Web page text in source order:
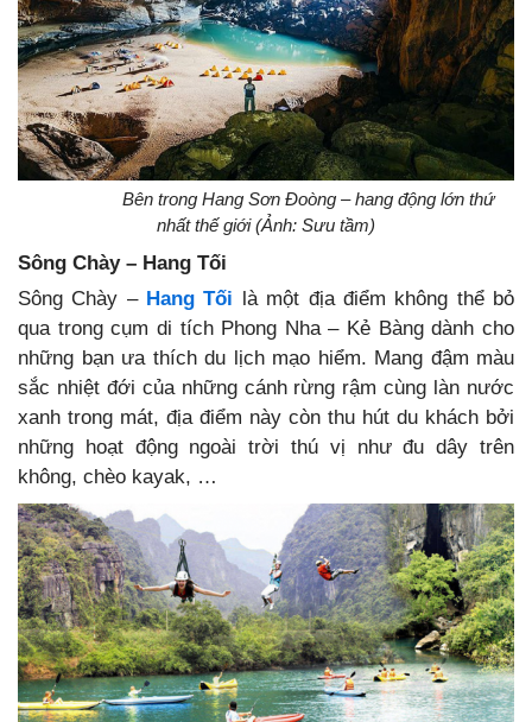
Bên trong Hang Sơn Đoòng – hang động lớn thứ
nhất thế giới (Ảnh: Sưu tầm)
Sông Chày – Hang Tối
Sông Chày – Hang Tối là một địa điểm không thể bỏ
qua trong cụm di tích Phong Nha – Kẻ Bàng dành cho
những bạn ưa thích du lịch mạo hiểm. Mang đậm màu
sắc nhiệt đới của những cánh rừng rậm cùng làn nước
xanh trong mát, địa điểm này còn thu hút du khách bởi
những hoạt động ngoài trời thú vị như đu dây trên
không, chèo kayak, …